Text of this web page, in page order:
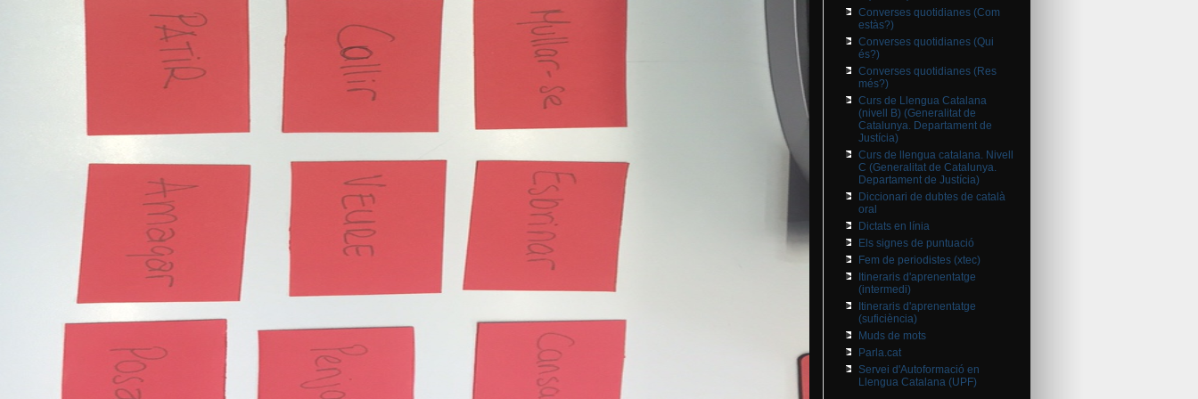
Converses quotidianes (Com
estàs?)
Converses quotidianes (Qui
és?)
Converses quotidianes (Res
més?)
Curs de Llengua Catalana
(nivell B) (Generalitat de
Catalunya. Departament de
Justícia)
Curs de llengua catalana. Nivell
C (Generalitat de Catalunya.
Departament de Justícia)
Diccionari de dubtes de català
oral
Dictats en línia
Els signes de puntuació
Fem de periodistes (xtec)
Itineraris d'aprenentatge
(intermedi)
Itineraris d'aprenentatge
(suficiència)
Muds de mots
Parla.cat
Servei d'Autoformació en
Llengua Catalana (UPF)